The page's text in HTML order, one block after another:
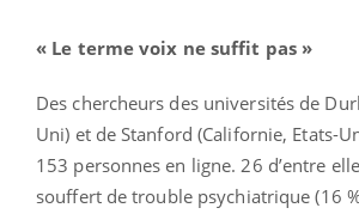
« Le terme voix ne suffit pas »
Des chercheurs des universités de
Uni) et de Stanford (Californie, Etats-
153 personnes en ligne. 26 d’entre
souffert de trouble psychiatrique (16